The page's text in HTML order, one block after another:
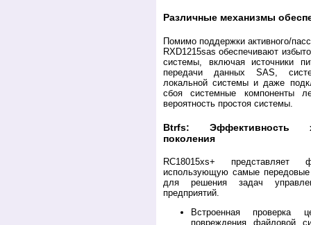
Различные механизмы
Помимо поддержки активного/
RXD1215sas обеспечивают
системы, включая источники
передачи данных SAS,
локальной системы и даже
сбоя системные компоненты
вероятность простоя системы.
Btrfs: Эффективность
поколения
RC18015xs+
использующую самые передовые
для решения задач
предприятий.
Встроенная проверка
повреждения файловой